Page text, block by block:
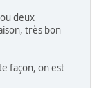
deux
très bon
façon, on est